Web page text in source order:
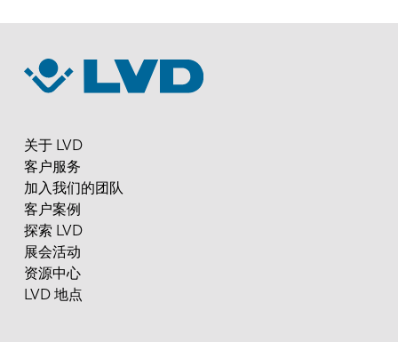
关于 LVD
客户服务
加入我们的团队
客户案例
探索 LVD
展会活动
资源中心
LVD 地点